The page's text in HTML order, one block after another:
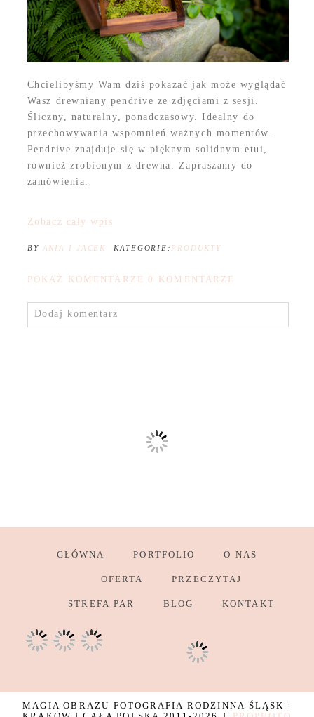
Chcielibyśmy Wam dziś pokazać jak może wyglądać
Wasz drewniany pendrive ze zdjęciami z sesji.
Śliczny, naturalny, ponadczasowy. Idealny do
przechowywania wspomnień ważnych momentów.
Pendrive znajduje się w pięknym solidnym etui,
również zrobionym z drewna. Zapraszamy do
zamówienia.
Zobacz cały wpis
BY ANIA I JACEK KATEGORIE: PRODUKTY
POKAŻ KOMENTARZE 0 KOMENTARZE
Dodaj komentarz
GŁÓWNA PORTFOLIO O NAS
OFERTA PRZECZYTAJ
STREFA PAR BLOG KONTAKT
MAGIA OBRAZU FOTOGRAFIA RODZINNA ŚLĄSK |